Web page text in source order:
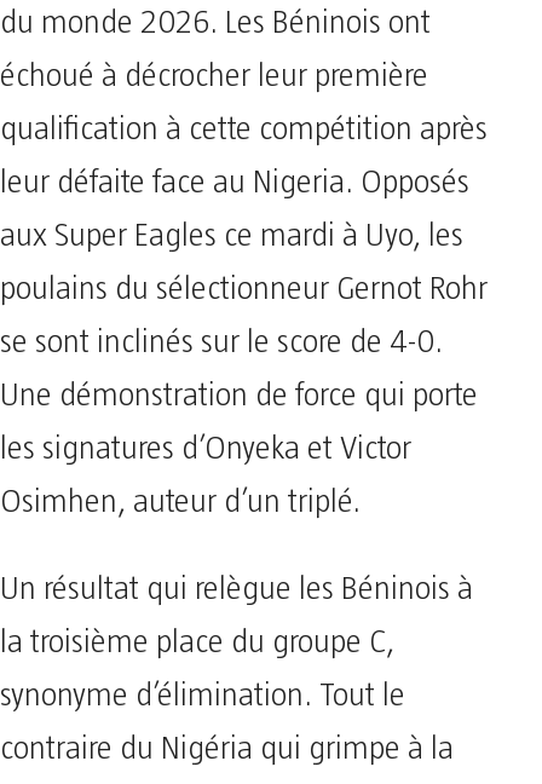
du monde 2026. Les Béninois ont
échoué à décrocher leur première
qualification à cette compétition après
leur défaite face au Nigeria. Opposés
aux Super Eagles ce mardi à Uyo, les
poulains du sélectionneur Gernot Rohr
se sont inclinés sur le score de 4-0.
Une démonstration de force qui porte
les signatures d’Onyeka et Victor
Osimhen, auteur d’un triplé.
Un résultat qui relègue les Béninois à
la troisième place du groupe C,
synonyme d’élimination. Tout le
contraire du Nigéria qui grimpe à la